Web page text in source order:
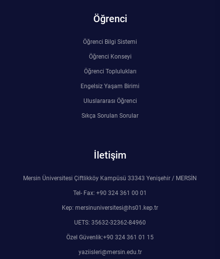
Öğrenci
Öğrenci Bilgi Sistemi
Öğrenci Konseyi
Öğrenci Toplulukları
Engelsiz Yaşam Birimi
Uluslararası Öğrenci
Sıkça Sorulan Sorular
İletişim
Mersin Üniversitesi Çiftlikköy Kampüsü 33343 Yenişehir / MERSİN
Tel- Fax: +90 324 361 00 01
Kep: mersinuniversitesi@hs01.kep.tr
UETS: 35632-32362-84960
Özel Güvenlik:+90 324 361 01 15
yaziisleri@mersin.edu.tr